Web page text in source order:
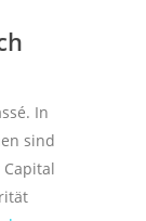
In
sind